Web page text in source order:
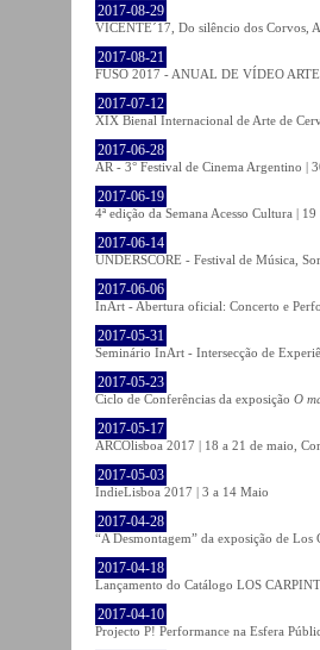
2017-08-29
VICENTE´17, Do silêncio dos Corvos,
2017-08-21
FUSO 2017 - ANUAL DE VÍDEO
2017-07-12
XIX Bienal Internacional de Arte de
2017-06-28
AR - 3° Festival de Cinema Argentino |
2017-06-19
4ª edição da Semana Acesso Cultura |
2017-06-14
UNDERSCORE - Festival de Música,
2017-06-06
InArt - Abertura oficial: Concerto e
2017-05-31
Seminário InArt - Intersecção de
2017-05-23
Ciclo de Conferências da exposição O
2017-05-17
ARCOlisboa 2017 | 18 a 21 de maio,
2017-05-03
IndieLisboa 2017 | 3 a 14 Maio
2017-04-28
“A Desmontagem” da exposição de
2017-04-18
Lançamento do Catálogo LOS
2017-04-10
Projecto P! Performance na Esfera